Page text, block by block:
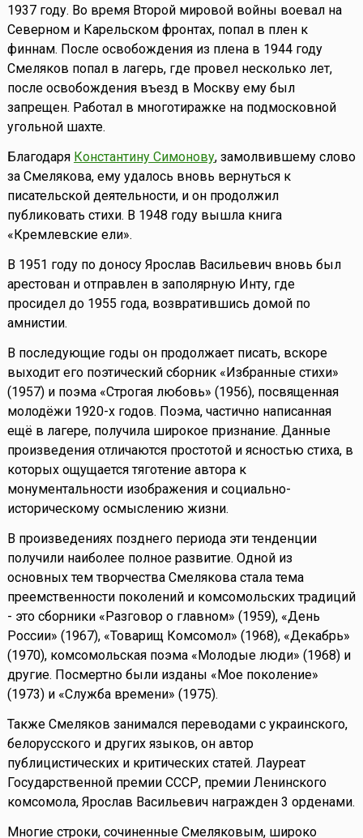
1937 году. Во время Второй мировой войны воевал на
Северном и Карельском фронтах, попал в плен к
финнам. После освобождения из плена в 1944 году
Смеляков попал в лагерь, где провел несколько лет,
после освобождения въезд в Москву ему был
запрещен. Работал в многотиражке на подмосковной
угольной шахте.
Благодаря Константину Симонову, замолвившему слово
за Смелякова, ему удалось вновь вернуться к
писательской деятельности, и он продолжил
публиковать стихи. В 1948 году вышла книга
«Кремлевские ели».
В 1951 году по доносу Ярослав Васильевич вновь был
арестован и отправлен в заполярную Инту, где
просидел до 1955 года, возвратившись домой по
амнистии.
В последующие годы он продолжает писать, вскоре
выходит его поэтический сборник «Избранные стихи»
(1957) и поэма «Строгая любовь» (1956), посвященная
молодёжи 1920-х годов. Поэма, частично написанная
ещё в лагере, получила широкое признание. Данные
произведения отличаются простотой и ясностью стиха, в
которых ощущается тяготение автора к
монументальности изображения и социально-
историческому осмыслению жизни.
В произведениях позднего периода эти тенденции
получили наиболее полное развитие. Одной из
основных тем творчества Смелякова стала тема
преемственности поколений и комсомольских традиций
- это сборники «Разговор о главном» (1959), «День
России» (1967), «Товарищ Комсомол» (1968), «Декабрь»
(1970), комсомольская поэма «Молодые люди» (1968) и
другие. Посмертно были изданы «Мое поколение»
(1973) и «Служба времени» (1975).
Также Смеляков занимался переводами с украинского,
белорусского и других языков, он автор
публицистических и критических статей. Лауреат
Государственной премии СССР, премии Ленинского
комсомола, Ярослав Васильевич награжден 3 орденами.
Многие строки, сочиненные Смеляковым, широко